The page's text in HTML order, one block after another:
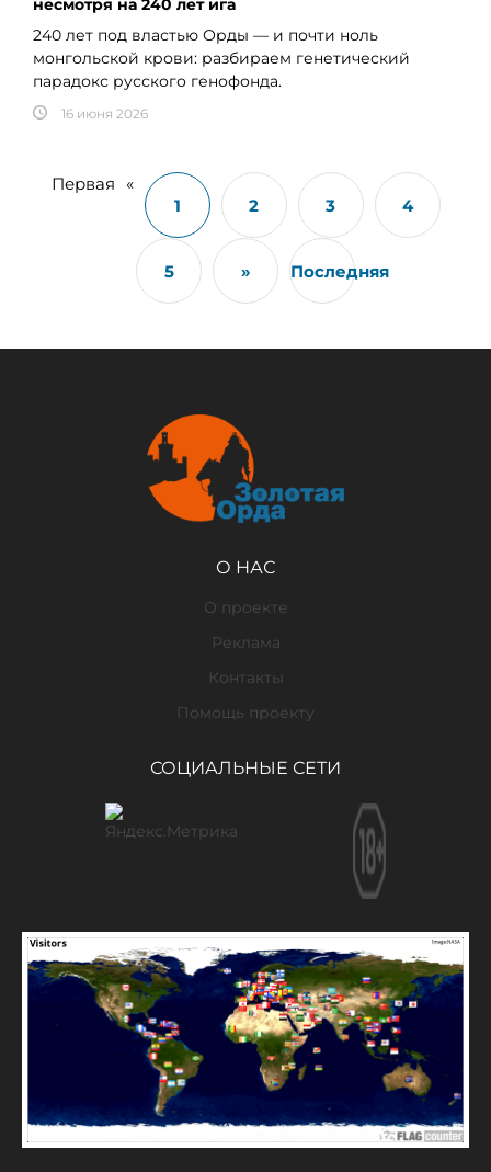
несмотря на 240 лет ига
240 лет под властью Орды — и почти ноль
монгольской крови: разбираем генетический
парадокс русского генофонда.
16 июня 2026
Первая
«
1
2 3 4
5 » Последняя
О НАС
О проекте
Реклама
Контакты
Помощь проекту
СОЦИАЛЬНЫЕ СЕТИ